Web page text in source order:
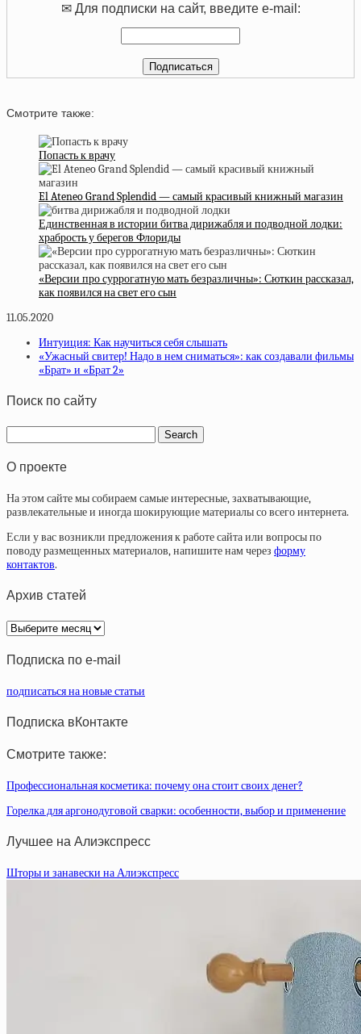
✉ Для подписки на сайт, введите e-mail:
Смотрите также:
Попасть к врачу
El Ateneo Grand Splendid — самый красивый книжный магазин
Единственная в истории битва дирижабля и подводной лодки:
храбрость у берегов Флориды
«Версии про суррогатную мать безразличны»: Сюткин рассказал,
как появился на свет его сын
11.05.2020
Интуиция: Как научиться себя слышать
«Ужасный свитер! Надо в нем сниматься»: как создавали фильмы
«Брат» и «Брат 2»
Поиск по сайту
О проекте
На этом сайте мы собираем самые интересные, захватывающие,
развлекательные и иногда шокирующие материалы со всего интернета.
Если у вас возникли предложения к работе сайта или вопросы по
поводу размещенных материалов, напишите нам через форму
контактов.
Архив статей
Архив
статей
Подписка по e-mail
подписаться на новые статьи
Подписка вКонтакте
Смотрите также:
Профессиональная косметика: почему она стоит своих денег?
Горелка для аргонодуговой сварки: особенности, выбор и применение
Лучшее на Алиэкспресс
Шторы и занавески на Алиэкспресс